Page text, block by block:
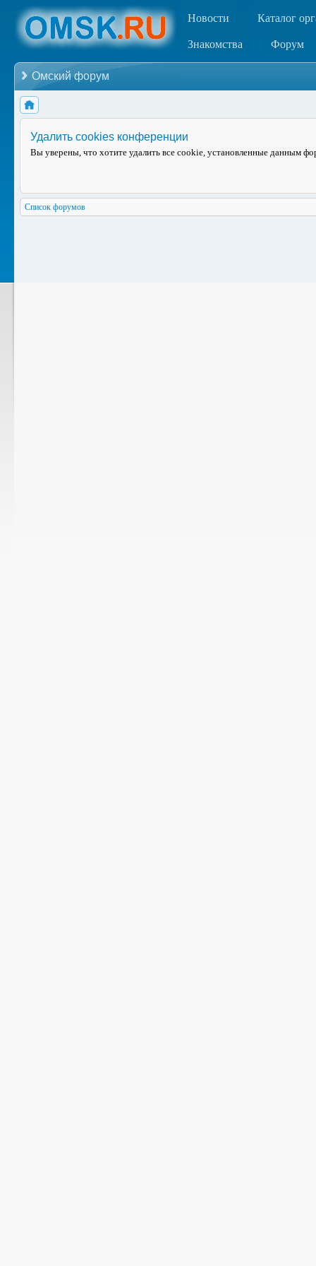
Новости Каталог
Знакомства Форум
Омский форум
Удалить cookies конференции
Вы уверены, что хотите удалить все cookie, установленные данным
Список форумов